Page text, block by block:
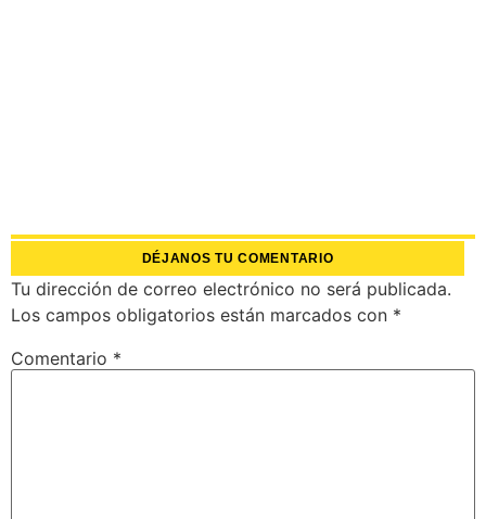
DÉJANOS TU COMENTARIO
Tu dirección de correo electrónico no será publicada.
Los campos obligatorios están marcados con *
Comentario *